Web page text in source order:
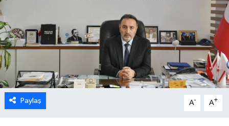
Paylaş A- A+
GÜNEY KIBRIS
KÜLTÜR SANAT